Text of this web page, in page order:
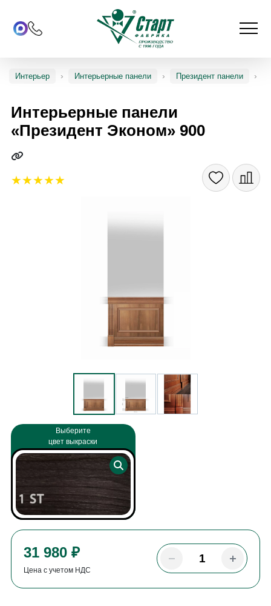
Интерьер Интерьерные панели Президент панели
Интерьерные панели
«Президент Эконом» 900
31 980 ₽
Цена с учетом НДС
Выберите
цвет выкраски